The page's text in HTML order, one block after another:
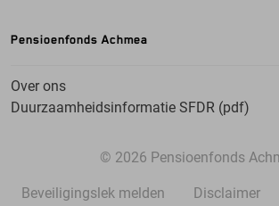
Pensioenfonds Achmea
Over ons
Duurzaamheidsinformatie SFDR (pdf)
© 2026 Pensioenfonds
Beveiligingslek melden Disclaimer